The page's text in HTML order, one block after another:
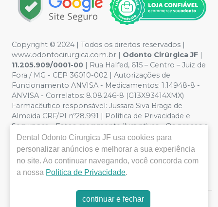
Copyright © 2024 | Todos os direitos reservados |
www.odontocirurgica.com.br | Odonto Cirúrgica JF |
11.205.909/0001-00 | Rua Halfed, 615 – Centro – Juiz de
Fora / MG - CEP 36010-002 | Autorizações de
Funcionamento ANVISA - Medicamentos: 1.14948-8 -
ANVISA - Correlatos: 8.08.246-8 (G13X93414XMX)
Farmacêutico responsável: Jussara Siva Braga de
Almeida CRF/PI nº28.991 | Política de Privacidade e
Segurança - Fotos meramente ilustrativas - Os preços e
condições da loja virtual estão sujeitos a alterações. Em
caso de divergência de preços no site, o valor válido é o
do Carrinho de Compra. Não vendemos por atacado
por isso nos reservamos o direito de não atender
compras de grandes volumes pelo site.
E-commerce produzido porSou Odonto Ecommerce
Dental Odonto Cirurgica JF usa cookies para
personalizar anúncios e melhorar a sua experiência
no site. Ao continuar navegando, você concorda com
a nossa Política de Privacidade.
continuar e fechar